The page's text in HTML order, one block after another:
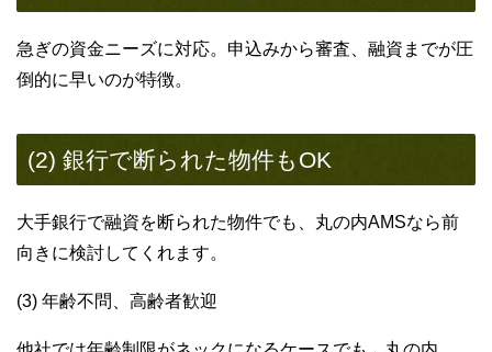
急ぎの資金ニーズに対応。申込みから審査、融資までが圧
倒的に早いのが特徴。
(2) 銀行で断られた物件もOK
大手銀行で融資を断られた物件でも、丸の内AMSなら前
向きに検討してくれます。
(3) 年齢不問、高齢者歓迎